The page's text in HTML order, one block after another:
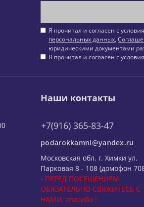
Я прочитал и согласен с
персональных данных,
юридическими документами
Я прочитал и согласен с
Наши контакты
+7(916) 365-83-47
podarokkamni@yandex.ru
Московская обл. г. Химки ул.
Парковая 8 - 108 (домофон
- ПЕРЕД ПОСЕЩЕНИЕМ
ОБЯЗАТЕЛЬНО СВЯЖИТЕСЬ С
НАМИ, спасибо !